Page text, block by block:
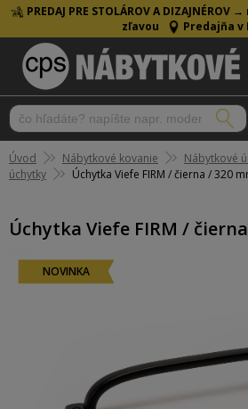
PREDAJ PRE STOLÁROV A DIZAJNÉROV →
zľavou
Predajňa v
Úvod Nábytkové kovanie Nábytkové
úchytky
Úchytka Viefe FIRM / čierna / 320
Úchytka Viefe FIRM /
NOVINKA